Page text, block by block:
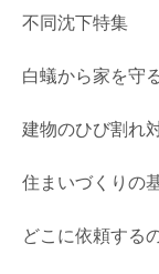
不同沈下特集
白蟻から家を守
建物のひび割れ
住まいづくりの
どこに依頼する